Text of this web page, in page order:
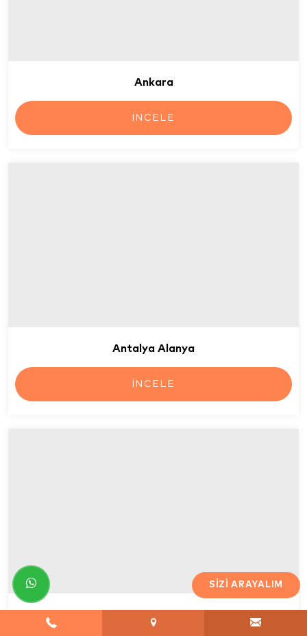
SIZI ARAYALIM
Ankara
İNCELE
Antalya Alanya
İNCELE